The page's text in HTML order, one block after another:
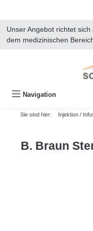
Unser Angebot richtet
dem medizinischen
Navigation
Sie sind hier: Injektion /
B. Braun